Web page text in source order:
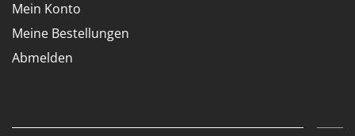
Mein Konto
Meine Bestellungen
Abmelden